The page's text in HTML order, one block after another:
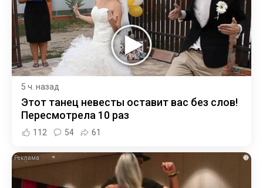
5 ч. назад
Этот танец невесты оставит вас без слов!
Пересмотрела 10 раз
112 54 61
i